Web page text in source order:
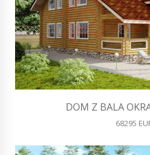
DOM Z BALA
68295